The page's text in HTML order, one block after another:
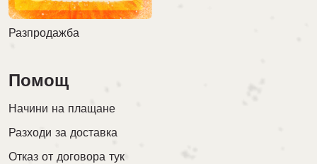
Разпродажба
Помощ
Начини на плащане
Разходи за доставка
Отказ от договора тук